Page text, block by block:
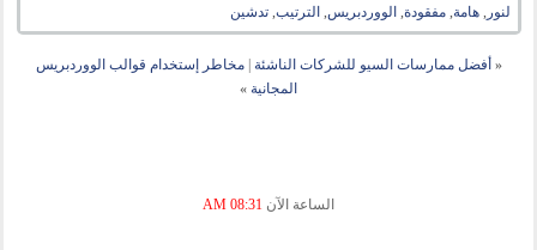
لنور ,هامة,مفقودة, الووردبريس, الترتيب,تدشين
« أفضل ممارسات السيو للشركات الناشئة |مخاطر إستخدام قوالب الووردبريس
المجانية »
الساعة الآن 08:31 AM